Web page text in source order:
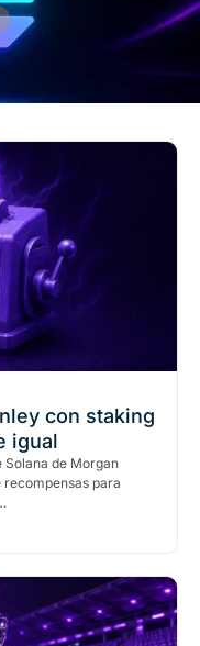
con staking
igual
Solana de Morgan
recompensas para